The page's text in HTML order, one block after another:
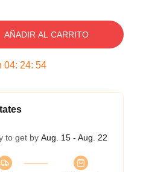
AÑADIR AL CARRITO
04: 24: 54
to get by Aug. 15 - Aug. 22